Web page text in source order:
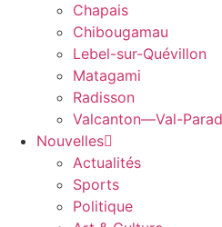
Chapais
Chibougamau
Lebel-sur-Quévillon
Matagami
Radisson
Valcanton—Val-
Nouvelles
Actualités
Sports
Politique